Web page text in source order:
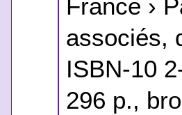
France ›
associés,
ISBN-10
296 p.,